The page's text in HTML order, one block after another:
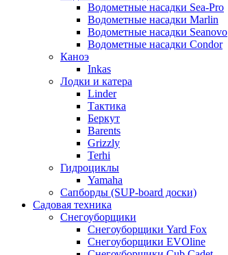
Водометные насадки Sea-Pro
Водометные насадки Marlin
Водометные насадки Seanovo
Водометные насадки Condor
Каноэ
Inkas
Лодки и катера
Linder
Тактика
Беркут
Barents
Grizzly
Terhi
Гидроциклы
Yamaha
Сапборды (SUP-board доски)
Садовая техника
Снегоуборщики
Снегоуборщики Yard Fox
Снегоуборщики EVOline